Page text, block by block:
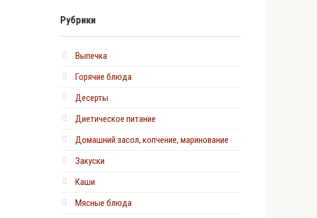
Рубрики
Выпечка
Горячие блюда
Десерты
Диетическое питание
Домашний засол, копчение, маринование
Закуски
Каши
Мясные блюда